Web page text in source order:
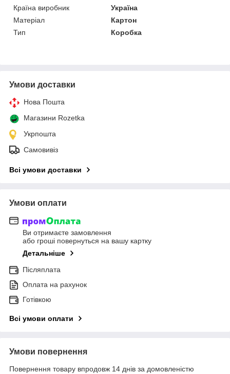
Країна виробник
Україна
Матеріал
Картон
Тип
Коробка
Умови доставки
Нова Пошта
Магазини Rozetka
Укрпошта
Самовивіз
Всі умови доставки
Умови оплати
Ви отримаєте замовлення
або гроші повернуться на вашу картку
Детальніше
Післяплата
Оплата на рахунок
Готівкою
Всі умови оплати
Умови повернення
Повернення товару впродовж 14 днів за домовленістю